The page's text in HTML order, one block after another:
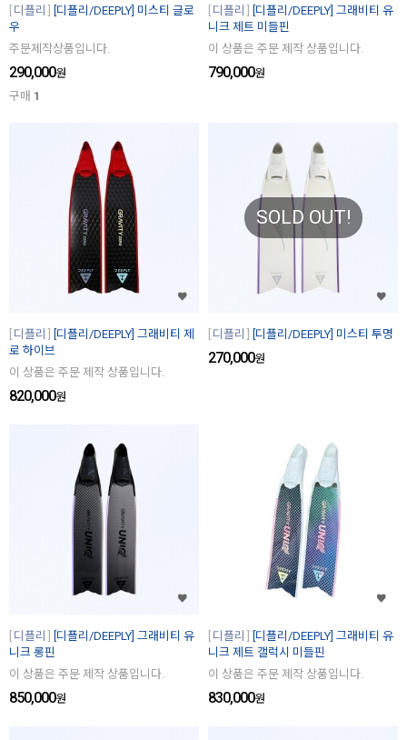
디플리
[디플리/DEEPLY] 미스티 글로
우
주문제작상품입니다.
290,000원
구매 1
디플리
[디플리/DEEPLY] 그래비티 유
니크 제트 미들핀
이 상품은 주문 제작 상품입니다.
790,000원
디플리
[디플리/DEEPLY] 그래비티 제
로 하이브
이 상품은 주문 제작 상품입니다.
820,000원
SOLD OUT!
디플리 [디플리/DEEPLY] 미스티 투명
270,000원
디플리
[디플리/DEEPLY] 그래비티 유
니크 롱핀
이 상품은 주문 제작 상품입니다.
850,000원
디플리
[디플리/DEEPLY] 그래비티 유
니크 제트 갤럭시 미들핀
이 상품은 주문 제작 상품입니다.
830,000원